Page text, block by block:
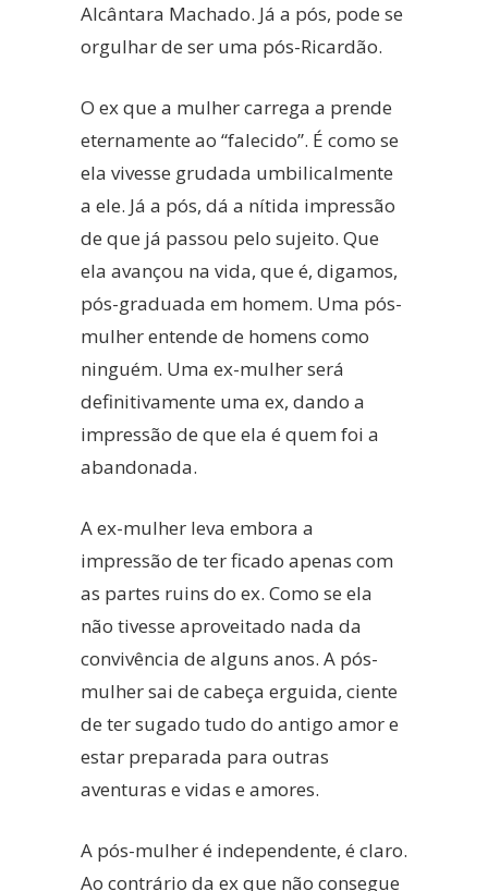
Alcântara Machado. Já a pós, pode se
orgulhar de ser uma pós-Ricardão.
O ex que a mulher carrega a prende
eternamente ao “falecido”. É como se
ela vivesse grudada umbilicalmente
a ele. Já a pós, dá a nítida impressão
de que já passou pelo sujeito. Que
ela avançou na vida, que é, digamos,
pós-graduada em homem. Uma pós-
mulher entende de homens como
ninguém. Uma ex-mulher será
definitivamente uma ex, dando a
impressão de que ela é quem foi a
abandonada.
A ex-mulher leva embora a
impressão de ter ficado apenas com
as partes ruins do ex. Como se ela
não tivesse aproveitado nada da
convivência de alguns anos. A pós-
mulher sai de cabeça erguida, ciente
de ter sugado tudo do antigo amor e
estar preparada para outras
aventuras e vidas e amores.
A pós-mulher é independente, é claro.
Ao contrário da ex que não consegue